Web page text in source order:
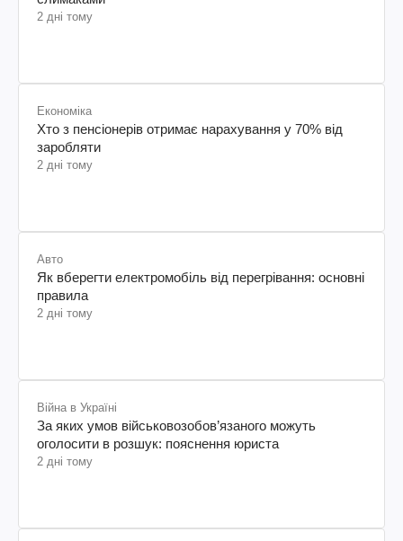
2 дні тому
Економіка
Хто з пенсіонерів отримає нарахування у 70% від
заробляти
2 дні тому
Авто
Як вберегти електромобіль від перегрівання: основні
правила
2 дні тому
Війна в Україні
За яких умов військовозобов’язаного можуть
оголосити в розшук: пояснення юриста
2 дні тому